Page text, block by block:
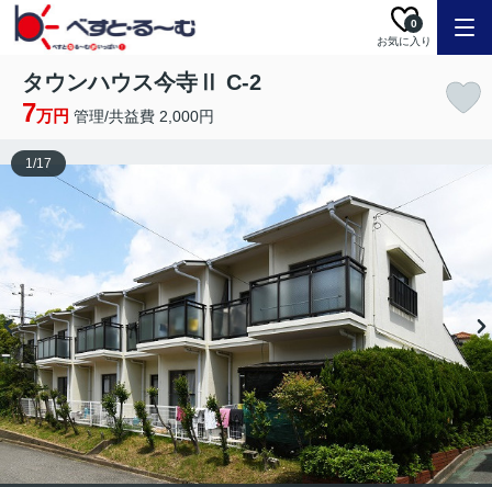
お気に入り
0
タウンハウス今寺Ⅱ C-2
7万円 管理/共益費 2,000円
1/17